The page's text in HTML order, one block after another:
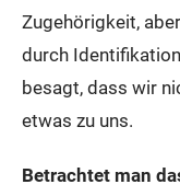
Zugehörigkeit,
durch
besagt, dass wir
etwas zu uns.
Betrachtet man